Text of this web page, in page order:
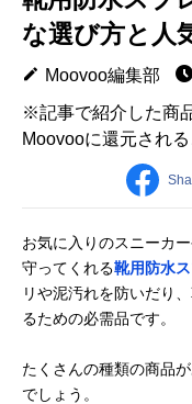
な選び方と人
Moovoo編集部
※記事で紹介した商
Moovooに還元される
お気に入りのスニーカ
守ってくれる靴用防水
リや泥汚れを防いだり
るための必需品です。
たくさんの種類の商品
でしょう。